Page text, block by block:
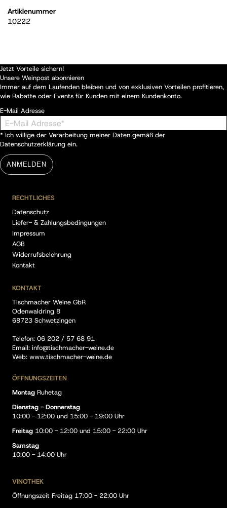
Artiklenummer
10222
Jetzt Vorteile sichern!
Unsere Weinpost abonnieren
Immer auf dem Laufenden bleiben und von exklusiven Vorteilen profitieren,
wie Rabatte oder Events für Kunden mit einem Kundenkonto.
E-Mail Adresse
* Ich willige der Verarbeitung meiner Daten gemäß der
Datenschutzerklärung ein.
ANMELDEN
RECHTLICHES
Datenschutz
Liefer- & Zahlungsbedingungen
Impressum
AGB
Widerrufsbelehrung
Kontakt
KONTAKT
Tischmacher Weine GbR
Odenwaldring 8
68723 Schwetzingen
Telefon: 06 202 / 57 68 91
Email: info@tischmacher-weine.de
Web: www.tischmacher-weine.de
ÖFFNUNGSZEITEN
Montag Ruhetag
Dienstag - Donnerstag
10:00 - 12:00 und 15:00 - 19:00 Uhr
Freitag 10:00 - 12:00 und 15:00 - 22:00 Uhr
Samstag
10:00 - 14:00 Uhr
VINOTHEK
Öffnungszeit Freitag 17:00 - 22:00 Uhr